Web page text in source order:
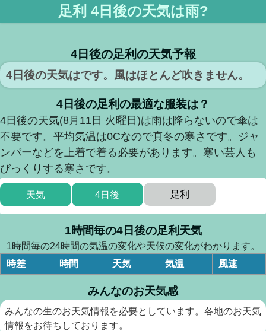
足利 4日後の天気は雨?
4日後の足利の天気予報
4日後の天気はです。風はほとんど吹きません。
4日後の足利の最適な服装は？
4日後の天気(8月11日 火曜日)は雨は降らないので傘は
不要です。平均気温は0Cなので真冬の寒さです。ジャ
ンパーなどを上着で着る必要があります。寒い芸人も
びっくりする寒さです。
天気 4日後 足利
1時間毎の4日後の足利天気
1時間毎の24時間の気温の変化や天候の変化がわかります。
時差
時間 天気 気温 風速
みんなのお天気感
みんなの生のお天気情報を必要としています。各地のお天気
情報をお待ちしております。